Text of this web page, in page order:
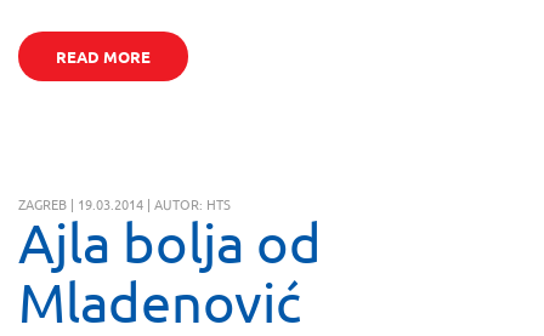
READ MORE
ZAGREB | 19.03.2014 | AUTOR: HTS
Ajla bolja od
Mladenović